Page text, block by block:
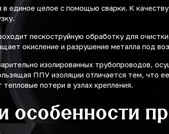
единое целое с помощью сварки. К
пескоструйную обработку для
окисление и разрушение металла под
изолированных трубопроводов,
ППУ изоляции отличается тем, что
потери в узлах крепления.
особенности